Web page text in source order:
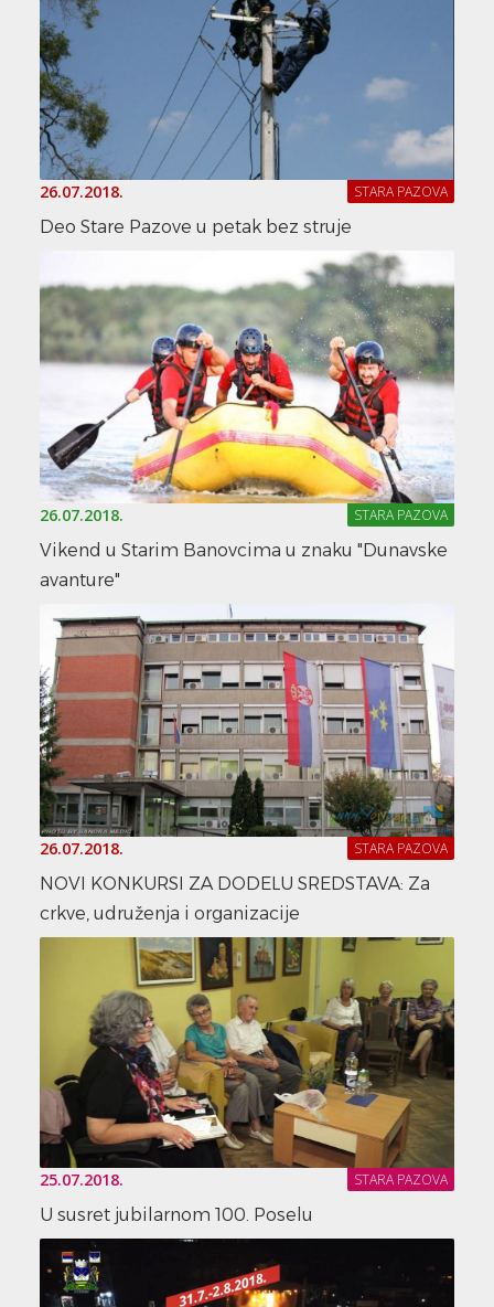
26.07.2018. STARA PAZOVA
Deo Stare Pazove u petak bez struje
26.07.2018. STARA PAZOVA
Vikend u Starim Banovcima u znaku "Dunavske
avanture"
26.07.2018. STARA PAZOVA
NOVI KONKURSI ZA DODELU SREDSTAVA: Za
crkve, udruženja i organizacije
25.07.2018. STARA PAZOVA
U susret jubilarnom 100. Poselu